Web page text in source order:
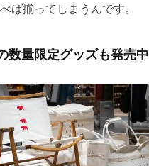
ば揃ってしまうんです。
数量限定グッズも発売中